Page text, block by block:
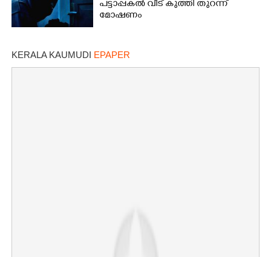
പട്ടാപ്പകൽ വീട് കുത്തി തുറന്ന്
മോഷണം
KERALA KAUMUDI EPAPER